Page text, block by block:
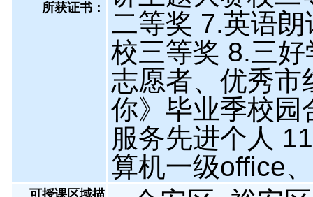
所获证书 ：
二等奖 7.英语
校三等奖 8.三
志愿者、优秀市
你》毕业季校园
服务先进个人
算机一级office
可授课区域描